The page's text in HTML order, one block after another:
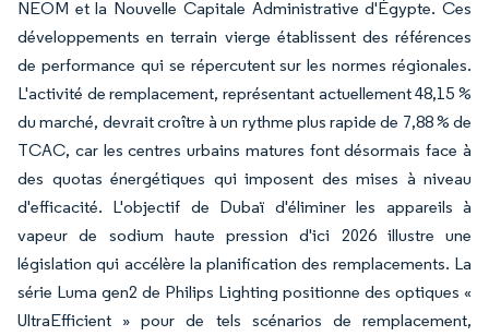
NEOM et la Nouvelle Capitale Administrative d'Égypte. Ces
développements en terrain vierge établissent des références
de performance qui se répercutent sur les normes régionales.
L'activité de remplacement, représentant actuellement 48,15 %
du marché, devrait croître à un rythme plus rapide de 7,88 % de
TCAC, car les centres urbains matures font désormais face à
des quotas énergétiques qui imposent des mises à niveau
d'efficacité. L'objectif de Dubaï d'éliminer les appareils à
vapeur de sodium haute pression d'ici 2026 illustre une
législation qui accélère la planification des remplacements. La
série Luma gen2 de Philips Lighting positionne des optiques «
UltraEfficient » pour de tels scénarios de remplacement,